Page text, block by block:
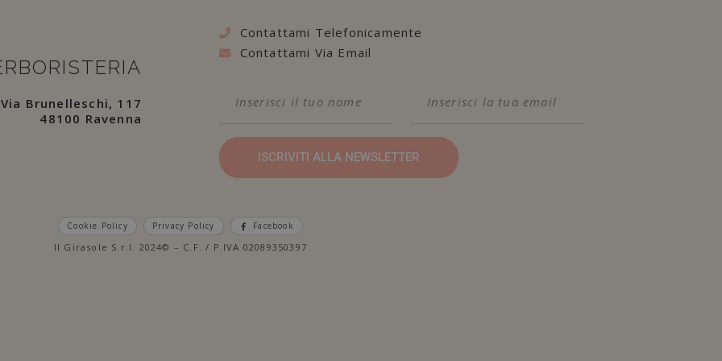
Via Brunelleschi, 117
48100 Ravenna
Contattami Telefonicamente
Contattami Via Email
ISCRIVITI ALLA NEWSLETTER
Cookie Policy Privacy Policy Facebook
Il Girasole S.r.l. 2024© – C.F. / P.IVA 02089350397